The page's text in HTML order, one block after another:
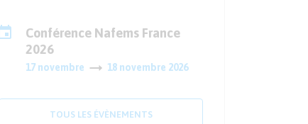
Conférence Nafems France
2026
17 novembre 18 novembre 2026
TOUS LES ÉVÈNEMENTS